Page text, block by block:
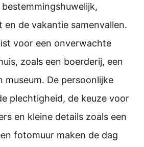
en de vakantie samenvallen.
voor een onverwachte
zoals een boerderij, een
museum. De persoonlijke
plechtigheid, de keuze voor
en kleine details zoals een
fotomuur maken de dag